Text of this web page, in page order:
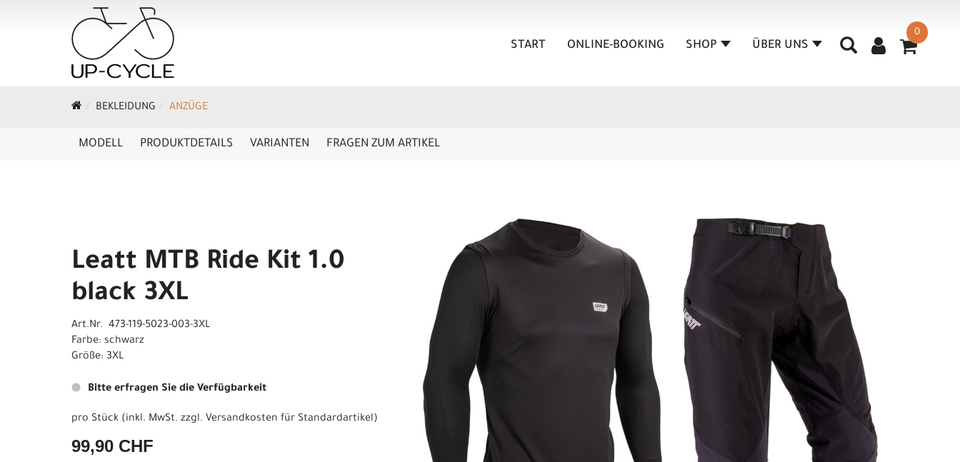
0
START ONLINE-BOOKING SHOP ÜBER UNS
BEKLEIDUNG ANZÜGE
MODELL PRODUKTDETAILS VARIANTEN FRAGEN ZUM ARTIKEL
Leatt MTB Ride Kit 1.0
black 3XL
Art.Nr. 473-119-5023-003-3XL
Farbe: schwarz
Größe: 3XL
Bitte erfragen Sie die Verfügbarkeit
pro Stück (inkl. MwSt. zzgl. Versandkosten für Standardartikel)
99,90 CHF